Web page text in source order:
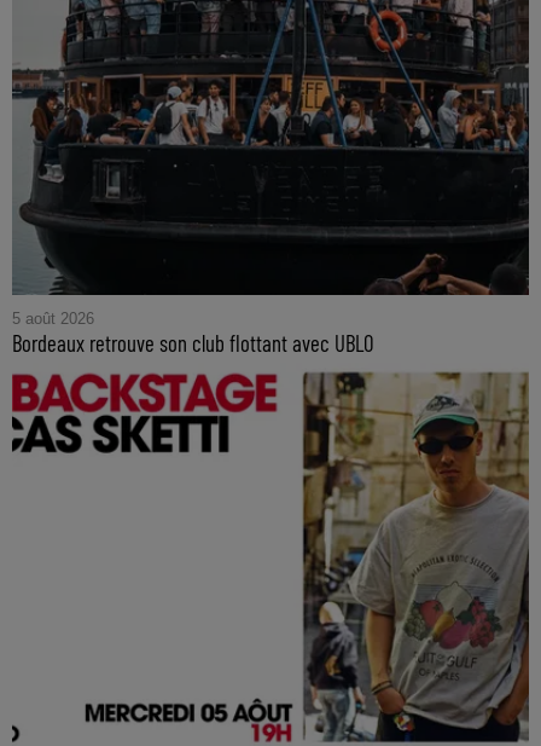
5 août 2026
Bordeaux retrouve son club flottant avec UBLO